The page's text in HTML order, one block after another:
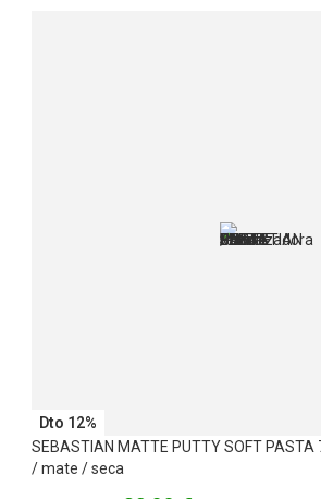
Dto 12%
SEBASTIAN MATTE PUTTY SOFT
/ mate / seca